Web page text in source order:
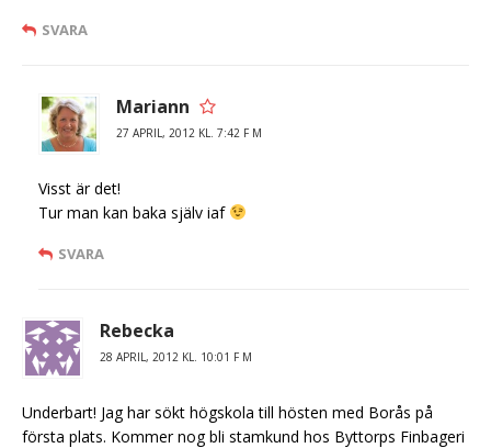
SVARA
Mariann
27 APRIL, 2012 KL. 7:42 F M
Visst är det!
Tur man kan baka själv iaf
SVARA
Rebecka
28 APRIL, 2012 KL. 10:01 F M
Underbart! Jag har sökt högskola till hösten med Borås på
första plats. Kommer nog bli stamkund hos Byttorps Finbageri